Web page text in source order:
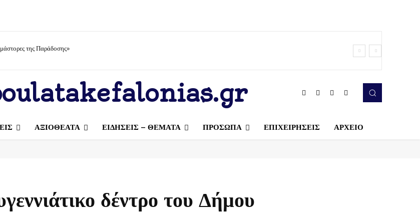
της Παράδοσης»
ΑΞΙΟΘΕΑΤΑ ΕΙΔΗΣΕΙΣ – ΘΕΜΑΤΑ ΠΡΟΣΩΠΑ ΕΠΙΧΕΙΡΗΣΕΙΣ ΑΡΧΕΙΟ
δέντρο του Δήμου